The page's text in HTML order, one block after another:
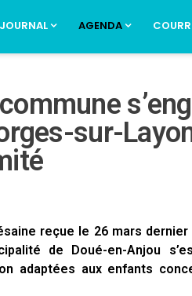
AGENDA
sur-
reçue le 26 mars
de Doué-en-Anjou
adaptées aux enfants